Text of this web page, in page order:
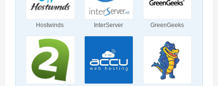
Hostwinds InterServer GreenGeeks